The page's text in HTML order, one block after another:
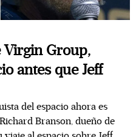
Virgin Group,
antes que Jeff
del espacio ahora es
Branson, dueño de